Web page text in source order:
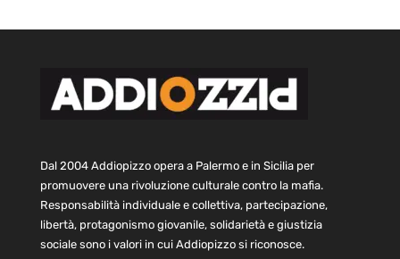
Dal 2004 Addiopizzo opera a Palermo e in Sicilia per
promuovere una rivoluzione culturale contro la mafia.
Responsabilità individuale e collettiva, partecipazione,
libertà, protagonismo giovanile, solidarietà e giustizia
sociale sono i valori in cui Addiopizzo si riconosce.